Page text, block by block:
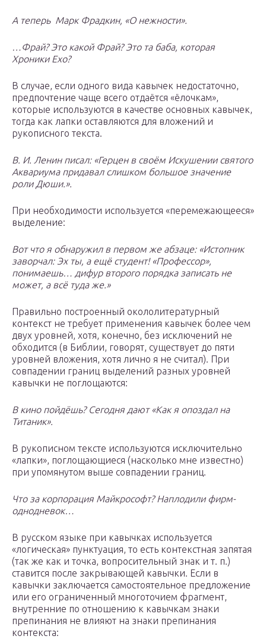
А теперь Марк Фрадкин, «О нежности».
…Фрай? Это какой Фрай? Это та баба, которая
Хроники Ехо?
В случае, если одного вида кавычек недостаточно,
предпочтение чаще всего отдаётся «ёлочкам»,
которые используются в качестве основных кавычек,
тогда как лапки оставляются для вложений и
рукописного текста.
В. И. Ленин писал: «Герцен в своём Искушении святого
Аквариума придавал слишком большое значение
роли Дюши.».
При необходимости используется «перемежающееся»
выделение:
Вот что я обнаружил в первом же абзаце: «Истопник
заворчал: Эх ты, а ещё студент! «Профессор»,
понимаешь… дифур второго порядка записать не
может, а всё туда же.»
Правильно построенный окололитературный
контекст не требует применения кавычек более чем
двух уровней, хотя, конечно, без исключений не
обходится (в Библии, говорят, существует до пяти
уровней вложения, хотя лично я не считал). При
совпадении границ выделений разных уровней
кавычки не поглощаются:
В кино пойдёшь? Сегодня дают «Как я опоздал на
Титаник».
В рукописном тексте используются исключительно
«лапки», поглощающиеся (насколько мне известно)
при упомянутом выше совпадении границ.
Что за корпорация Майкрософт? Наплодили фирм-
однодневок…
В русском языке при кавычках используется
«логическая» пунктуация, то есть контекстная запятая
(так же как и точка, вопросительный знак и т. п.)
ставится после закрывающей кавычки. Если в
кавычки заключается самостоятельное предложение
или его ограниченный многоточием фрагмент,
внутренние по отношению к кавычкам знаки
препинания не влияют на знаки препинания
контекста: